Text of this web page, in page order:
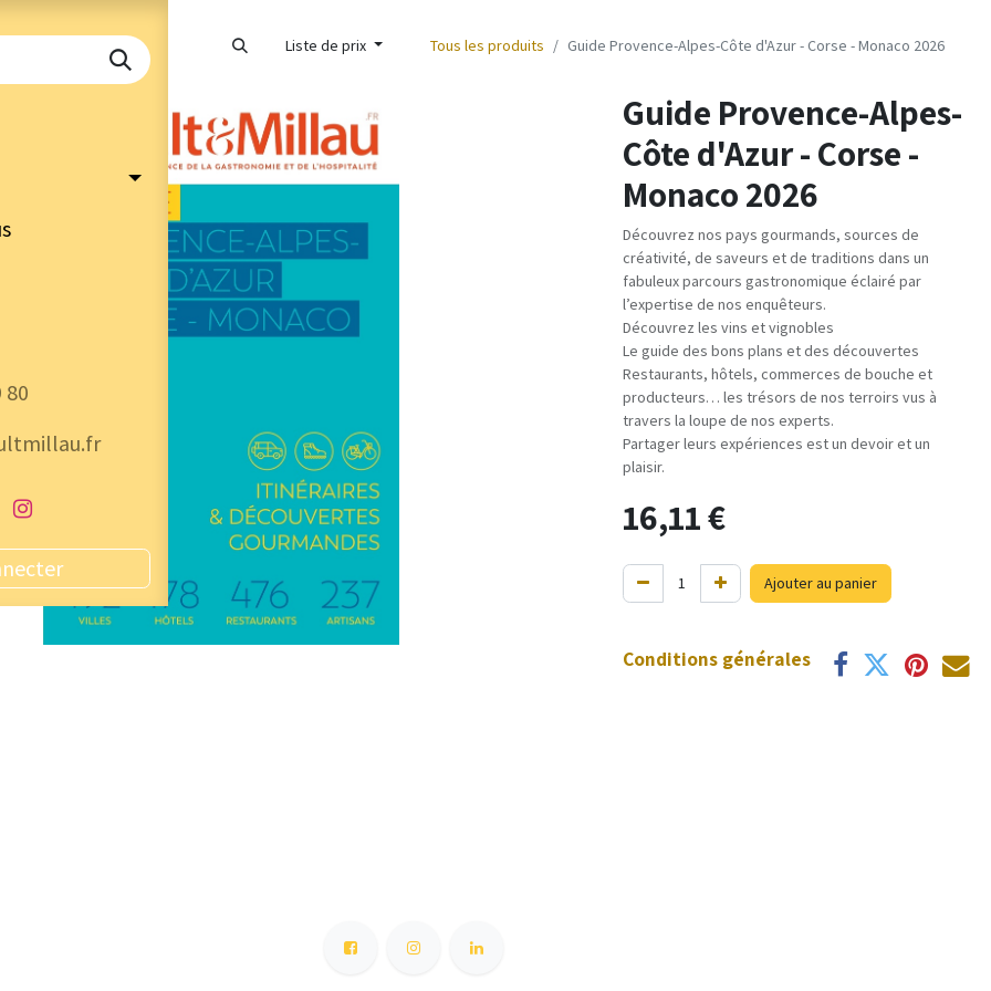
80
Liste de prix Tous les produits Guide Provence-Alpes-Côte d'Azur - Corse - Monaco 2026
Guide Provence-Alpes-
Côte d'Azur - Corse -
Monaco 2026
Découvrez nos pays gourmands, sources de
créativité, de saveurs et de traditions dans un
fabuleux parcours gastronomique éclairé par
l’expertise de nos enquêteurs.
Découvrez les vins et vignobles
Le guide des bons plans et des découvertes
Restaurants, hôtels, commerces de bouche et
producteurs… les trésors de nos terroirs vus à
travers la loupe de nos experts.
Partager leurs expériences est un devoir et un
plaisir.
16,11€
Ajouter au panier
Conditions générales